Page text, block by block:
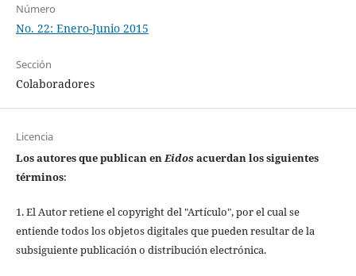
Número
No. 22: Enero-Junio 2015
Sección
Colaboradores
Licencia
Los autores que publican enEidosacuerdan los siguientes
términos:
1. El Autor retiene el copyright del "Artículo", por el cual se
entiende todos los objetos digitales que pueden resultar de la
subsiguiente publicación o distribución electrónica.